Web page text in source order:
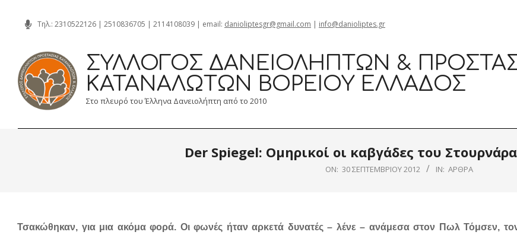
content
Τηλ.: 2310522126 | 2510836705 | 2114108039 | email: danioliptesgr@gmail.com | info@danioliptes.gr
ΣΎΛΛΟΓΟΣ ΔΑΝΕΙΟΛΗΠΤΏΝ &
ΚΑΤΑΝΑΛΩΤΏΝ ΒΟΡΕΊΟΥ ΕΛΛΆΔΟΣ
Στο πλευρό του Έλληνα Δανειολήπτη από το 2010
Der Spiegel: Ομηρικοί οι καβγάδες του
ON: 30 ΣΕΠΤΕΜΒΡΊΟΥ 2012 IN: ΆΡΘΡΑ
Τσακώθηκαν, για μια ακόμα φορά. Οι φωνές ήταν αρκετά δυνατές – λένε – ανάμεσα στον Πωλ Τόμσεν,